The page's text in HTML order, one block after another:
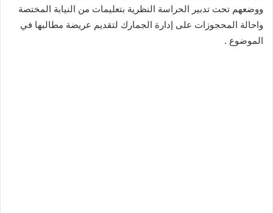
ووضعهم تحت تدبير الحراسة النظرية بتعليمات من النيابة المختصة
واحالة المحجوزات على إدارة الجمارك لتقديم عريضة مطالبها في
الموضوع .